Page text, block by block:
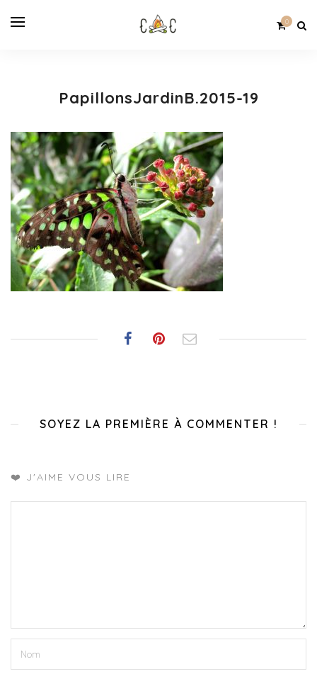
0
PapillonsJardinB.2015-19
SOYEZ LA PREMIÈRE À COMMENTER !
❤️ J'AIME VOUS LIRE